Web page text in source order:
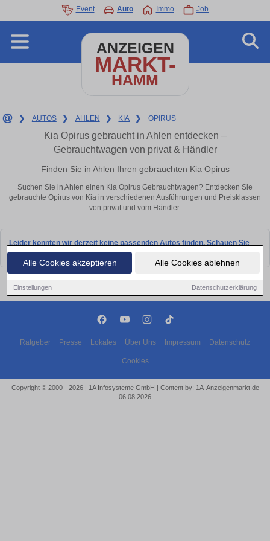
Alle Cookies akzeptieren Alle Cookies ablehnen
Einstellungen Datenschutzerklärung
Event Auto Immo Job
ANZEIGEN
MARKT-
HAMM
❯ AUTOS ❯ AHLEN ❯ KIA ❯ OPIRUS
Kia Opirus gebraucht in Ahlen entdecken –
Gebrauchtwagen von privat & Händler
Finden Sie in Ahlen Ihren gebrauchten Kia Opirus
Suchen Sie in Ahlen einen Kia Opirus Gebrauchtwagen? Entdecken Sie
gebrauchte Opirus von Kia in verschiedenen Ausführungen und Preisklassen
von privat und vom Händler.
Leider konnten wir derzeit keine passenden Autos finden. Schauen Sie
bald wieder vorbei!
Ratgeber Presse Lokales Über Uns Impressum Datenschutz
Cookies
Copyright © 2000 - 2026 | 1A Infosysteme GmbH | Content by: 1A-Anzeigenmarkt.de
06.08.2026